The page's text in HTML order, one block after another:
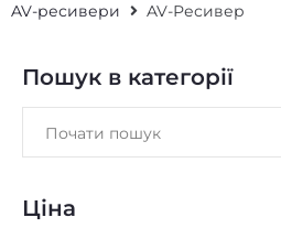
AV-ресивери
AV-Ресивер
Пошук в категорії
Ціна